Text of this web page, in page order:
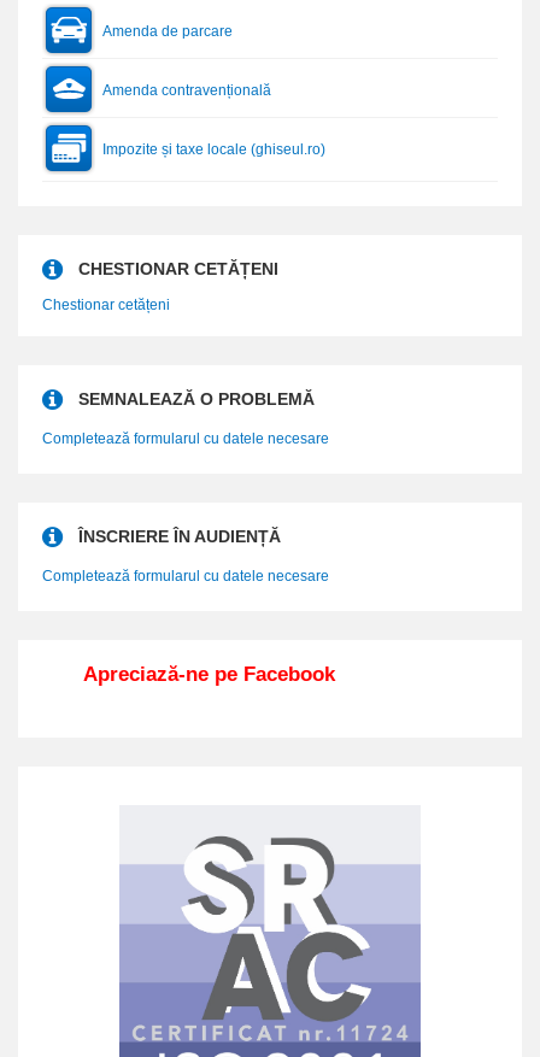
Amenda de parcare
Amenda contravențională
Impozite și taxe locale (ghiseul.ro)
CHESTIONAR CETĂȚENI
Chestionar cetățeni
SEMNALEAZĂ O PROBLEMĂ
Completează formularul cu datele necesare
ÎNSCRIERE ÎN AUDIENȚĂ
Completează formularul cu datele necesare
Apreciază-ne pe Facebook